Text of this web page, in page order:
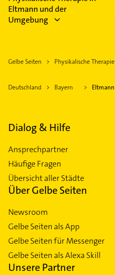
Eltmann und der
Umgebung
Gelbe Seiten Physikalische Therapie
Deutschland Bayern Eltmann
Dialog & Hilfe
Ansprechpartner
Häufige Fragen
Übersicht aller Städte
Über Gelbe Seiten
Newsroom
Gelbe Seiten als App
Gelbe Seiten für Messenger
Gelbe Seiten als Alexa Skill
Unsere Partner